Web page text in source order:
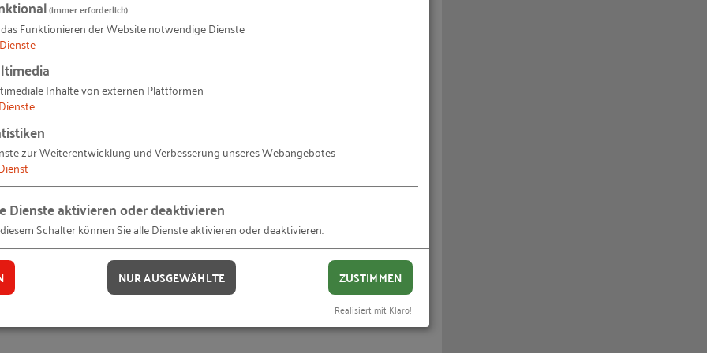
informativer Austausch an den Marktständen
(immer erforderlich)
Funktionieren der Website notwendige Dienste
Dienste
Inhalte von externen Plattformen
Dienste
zur Weiterentwicklung und Verbesserung unseres Webangebotes
Dienste aktivieren oder deaktivieren
Schalter können Sie alle Dienste aktivieren oder deaktivieren.
NUR AUSGEWÄHLTE ZUSTIMMEN
Realisiert mit Klaro!